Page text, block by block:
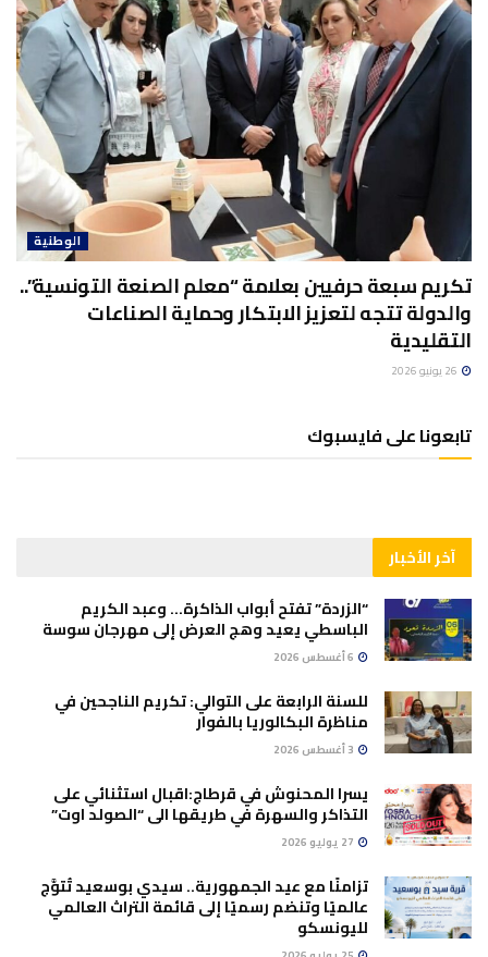
الوطنية
تكريم سبعة حرفيين بعلامة “معلم الصنعة التونسية”..
والدولة تتجه لتعزيز الابتكار وحماية الصناعات
التقليدية
تابعونا على فايسبوك
آخر الأخبار
“الزردة” تفتح أبواب الذاكرة… وعبد الكريم
الباسطي يعيد وهج العرض إلى مهرجان سوسة
للسنة الرابعة على التوالي: تكريم الناجحين في
مناظرة البكالوريا بالفوار
يسرا المحنوش في قرطاج:اقبال استثنائي على
التذاكر والسهرة في طريقها الى “الصولد اوت”
تزامنًا مع عيد الجمهورية.. سيدي بوسعيد تُتوَّج
عالميًا وتنضم رسميًا إلى قائمة التراث العالمي
لليونسكو